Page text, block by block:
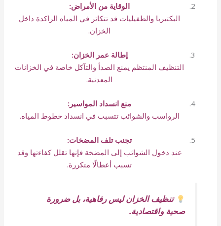
الوقاية من الأمراض:
البكتيريا والطفيليات قد تتكاثر في المياه الراكدة داخل
الخزان.
إطالة عمر الخزان:
التنظيف المنتظم يمنع الصدأ والتآكل خاصة في الخزانات
المعدنية.
منع انسداد المواسير:
الرواسب والشوائب تتسبب في انسداد خطوط المياه.
تجنب تلف المضخات:
عند دخول الشوائب إلى المضخة فإنها تقلل كفاءتها وقد
تسبب أعطالًا متكررة.
تنظيف الخزان ليس رفاهية، بل ضرورة
صحية واقتصادية.